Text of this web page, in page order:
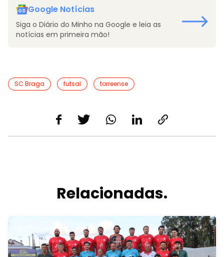
Google Notícias
Siga o Diário do Minho na Google e leia as
notícias em primeira mão!
SC Braga futsal torreense
Relacionadas.